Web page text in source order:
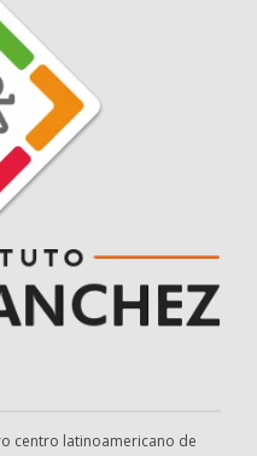
centro latinoamericano de